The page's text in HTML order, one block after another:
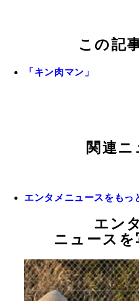
この記
「キン肉マン」
関連ニ
エンタメニュースをもっ
エン
ニュース